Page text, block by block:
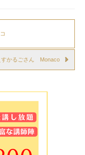
かるごさん Monaco